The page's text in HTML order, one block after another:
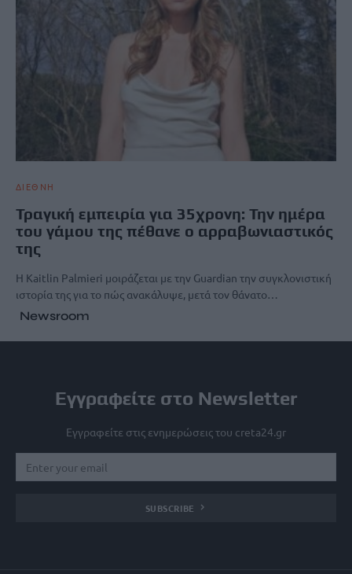
ΔΙΕΘΝΗ
Τραγική εμπειρία για 35χρονη: Την ημέρα
του γάμου της πέθανε ο αρραβωνιαστικός
της
Η Kaitlin Palmieri μοιράζεται με την Guardian την συγκλονιστική
ιστορία της για το πώς ανακάλυψε, μετά τον θάνατο…
Newsroom
Εγγραφείτε στο Newsletter
Εγγραφείτε στις ενημερώσεις του creta24.gr
SUBSCRIBE